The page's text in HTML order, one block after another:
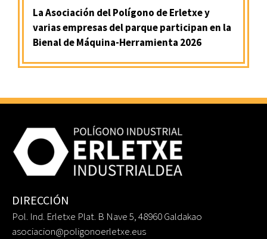
La Asociación del Polígono de Erletxe y
varias empresas del parque participan en la
Bienal de Máquina-Herramienta 2026
DIRECCIÓN
Pol. Ind. Erletxe Plat. B Nave 5, 48960 Galdakao
asociacion@poligonoerletxe.eus